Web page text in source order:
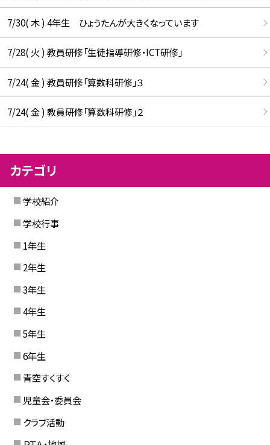
7/30( 木 ) 4年生 ひょうたんが大きくなっています
7/28( 火 ) 教員研修「生徒指導研修・ICT研修」
7/24( 金 ) 教員研修「算数科研修」３
7/24( 金 ) 教員研修「算数科研修」２
カテゴリ
学校紹介
学校行事
1年生
2年生
3年生
4年生
5年生
6年生
青空すくすく
児童会・委員会
クラブ活動